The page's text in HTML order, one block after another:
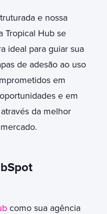
e nossa
Tropical Hub se
ideal para guiar sua
de adesão ao uso
em
e em
da melhor
como sua agência